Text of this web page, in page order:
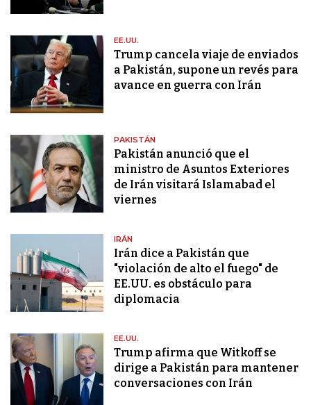
EE.UU.
Trump cancela viaje de enviados
a Pakistán, supone un revés para
avance en guerra con Irán
PAKISTÁN
Pakistán anunció que el
ministro de Asuntos Exteriores
de Irán visitará Islamabad el
viernes
IRÁN
Irán dice a Pakistán que
"violación de alto el fuego" de
EE.UU. es obstáculo para
diplomacia
EE.UU.
Trump afirma que Witkoff se
dirige a Pakistán para mantener
conversaciones con Irán